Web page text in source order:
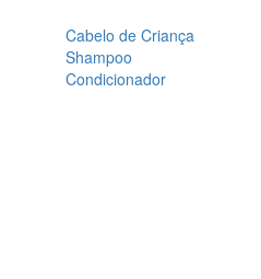
Cabelo de Criança
Shampoo
Condicionador